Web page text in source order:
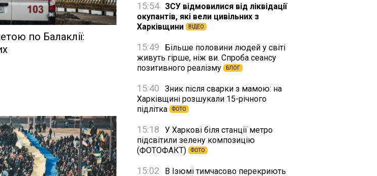
по Балаклії:
15:54
ЗСУ відмовилися від ліквідації
окупантів, які вели цивільних з
Харківщини
ВІДЕО
15:49
Більше половини людей у світі
живуть гірше, ніж ви. Спроба сеансу
позитивного реалізму
БЛОГ
15:40
Зник після сварки з мамою: на
Харківщині розшукали 15-річного
підлітка
ФОТО
15:18
У Харкові біля станції метро
підсвітили зелену композицію
(ФОТОФАКТ)
ФОТО
15:02
В Ізюмі тимчасово перекриють